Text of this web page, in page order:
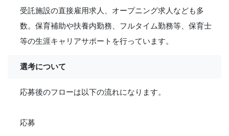
受託施設の直接雇用求人、オープニング求人なども多
数。保育補助や扶養内勤務、フルタイム勤務等、保育士
等の生涯キャリアサポートを行っています。
選考について
応募後のフローは以下の流れになります。
応募